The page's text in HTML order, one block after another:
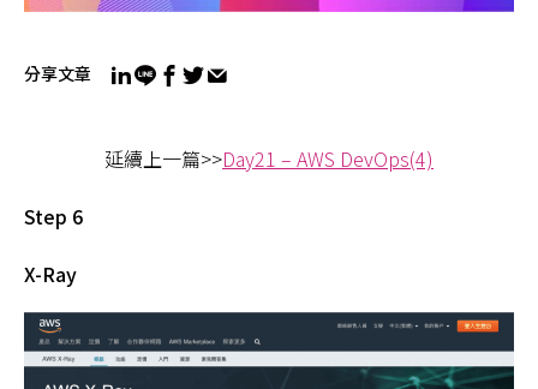
分享文章
延續上一篇>>Day21 – AWS DevOps(4)
Step 6
X-Ray